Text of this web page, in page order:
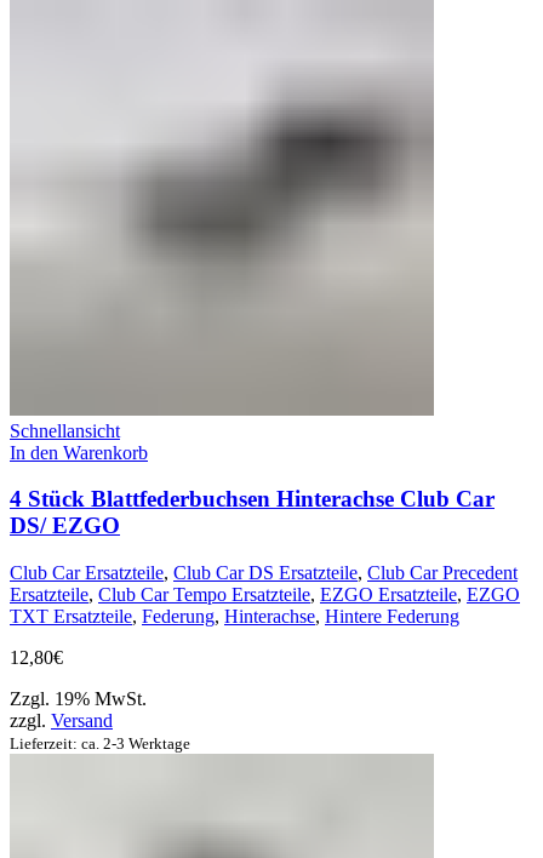
Schnellansicht
In den Warenkorb
4 Stück Blattfederbuchsen Hinterachse Club Car
DS/ EZGO
Club Car Ersatzteile, Club Car DS Ersatzteile, Club Car Precedent
Ersatzteile, Club Car Tempo Ersatzteile, EZGO Ersatzteile, EZGO
TXT Ersatzteile, Federung, Hinterachse, Hintere Federung
12,80€
Zzgl. 19% MwSt.
zzgl. Versand
Lieferzeit: ca. 2-3 Werktage